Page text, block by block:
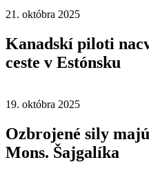
21. októbra 2025
Kanadskí piloti
ceste v Estónsku
19. októbra 2025
Ozbrojené sily
Mons. Šajgalíka